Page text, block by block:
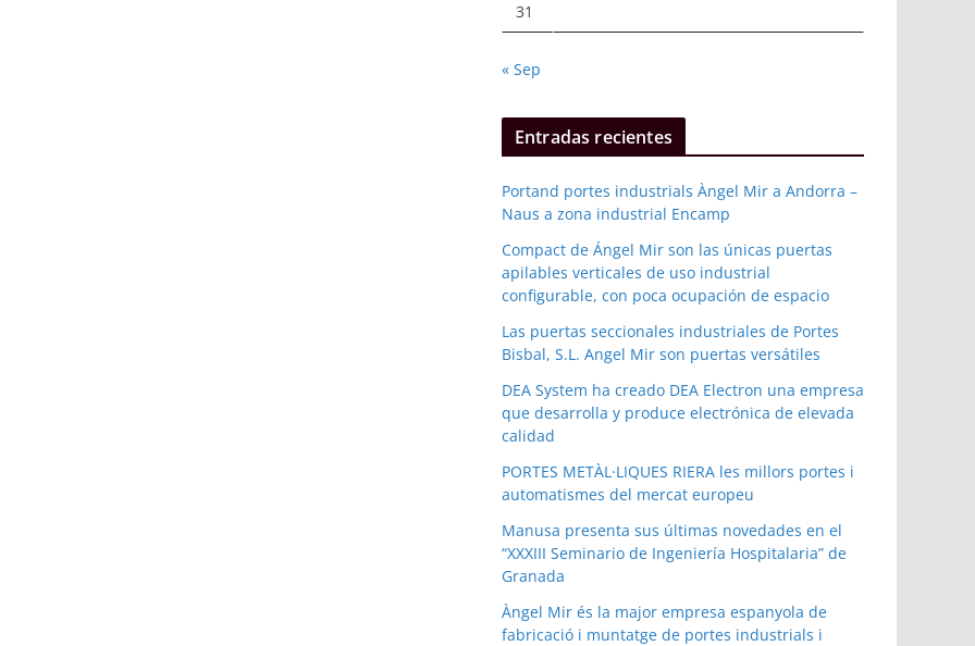
31
« Sep
Entradas recientes
Portand portes industrials Àngel Mir a Andorra –
Naus a zona industrial Encamp
Compact de Ángel Mir son las únicas puertas
apilables verticales de uso industrial
configurable, con poca ocupación de espacio
Las puertas seccionales industriales de Portes
Bisbal, S.L. Angel Mir son puertas versátiles
DEA System ha creado DEA Electron una empresa
que desarrolla y produce electrónica de elevada
calidad
PORTES METÀL·LIQUES RIERA les millors portes i
automatismes del mercat europeu
Manusa presenta sus últimas novedades en el
“XXXIII Seminario de Ingeniería Hospitalaria” de
Granada
Àngel Mir és la major empresa espanyola de
fabricació i muntatge de portes industrials i